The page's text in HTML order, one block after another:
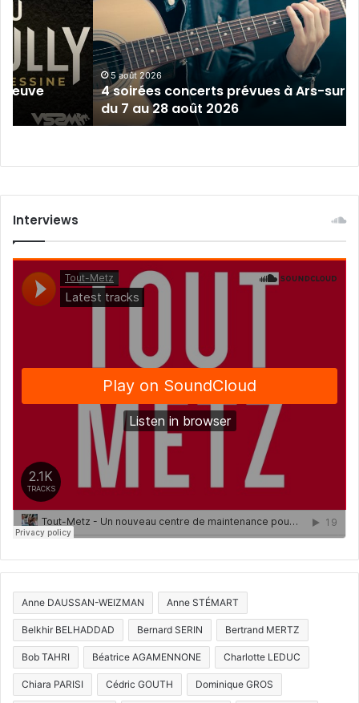
Ars-
sur-
Moselle
du
au
5 août 2026
4 soirées concerts prévues à Ars-sur-
du 7 au 28 août 2026
Interviews
Anne DAUSSAN-WEIZMAN Anne STÉMART
Belkhir BELHADDAD Bernard SERIN Bertrand MERTZ
Bob TAHRI Béatrice AGAMENNONE Charlotte LEDUC
Chiara PARISI Cédric GOUTH Dominique GROS